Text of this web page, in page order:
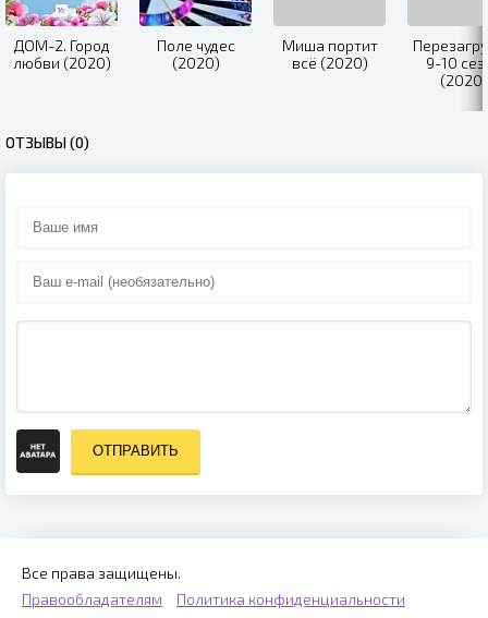
ДОМ-2. Город
любви (2020)
Поле чудес
(2020)
Миша портит
всё (2020)
9-10
(2020)
ОТЗЫВЫ (0)
ОТПРАВИТЬ
Все права защищены.
Правообладателям
Политика конфиденциальности